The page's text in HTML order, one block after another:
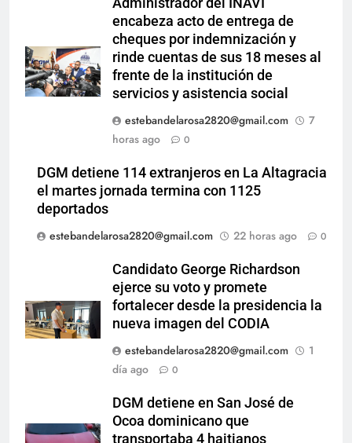
encabeza acto de entrega de
cheques por indemnización y
rinde cuentas de sus 18 meses al
frente de la institución de
servicios y asistencia social
estebandelarosa2820@gmail.com
7
horas ago
0
DGM detiene 114 extranjeros en La Altagracia
el martes jornada termina con 1125
deportados
estebandelarosa2820@gmail.com
22 horas ago 0
Candidato George Richardson
ejerce su voto y promete
fortalecer desde la presidencia la
nueva imagen del CODIA
estebandelarosa2820@gmail.com
1
día ago
0
DGM detiene en San José de
Ocoa dominicano que
transportaba 4 haitianos